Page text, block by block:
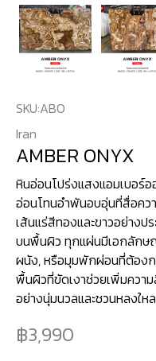
SKU:ABO
Iran
AMBER ONYX
หินอ่อนโปร่งแสงแอมเบอร์
อ่อนโทนอำพันอบอุ่นที่สื่อคว
เส้นแร่สีทองและขาวอย่าง
บนพื้นผิว ทุกแผ่นมีเอกลักษณ์
ผนัง, หรือมุมพักผ่อนที่ต้องก
พื้นผิวที่ขัดเงาช่วยเพิ่มควา
อย่างนุ่มนวลและชวนหลงใหล
3,990